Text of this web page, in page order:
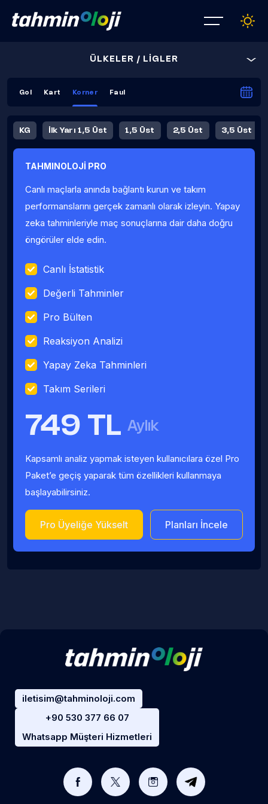
ÜLKELER / LİGLER
Gol Kart Korner Faul
KG İlk Yarı 1,5 Üst 1,5 Üst 2,5 Üst 3,5 Üst
Fauller Ortalama
TAHMINOLOJİ PRO
Canlı maçlarla anında bağlantı kurun ve takım
performanslarını gerçek zamanlı olarak izleyin. Yapay
zeka tahminleriyle maç sonuçlarına dair daha doğru
öngörüler elde edin.
Canlı İstatistik
Değerli Tahminler
Pro Bülten
Reaksiyon Analizi
Yapay Zeka Tahminleri
Takım Serileri
749 TL Aylık
Kapsamlı analiz yapmak isteyen kullanıcılara özel Pro
Paket’e geçiş yaparak tüm özellikleri kullanmaya
başlayabilirsiniz.
Pro Üyeliğe Yükselt Planları İncele
iletisim@tahminoloji.com
+90 530 377 66 07
Whatsapp Müşteri Hizmetleri